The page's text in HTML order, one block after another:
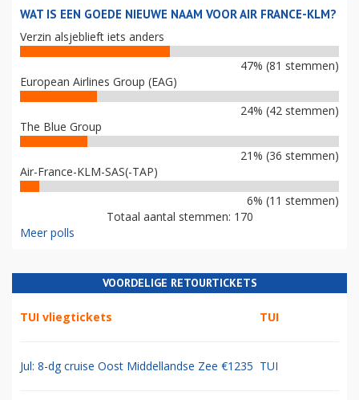
WAT IS EEN GOEDE NIEUWE NAAM VOOR AIR FRANCE-KLM?
Verzin alsjeblieft iets anders
47% (81 stemmen)
European Airlines Group (EAG)
24% (42 stemmen)
The Blue Group
21% (36 stemmen)
Air-France-KLM-SAS(-TAP)
6% (11 stemmen)
Totaal aantal stemmen: 170
Meer polls
VOORDELIGE RETOURTICKETS
TUI vliegtickets TUI
Jul: 8-dg cruise Oost Middellandse Zee €1235 TUI